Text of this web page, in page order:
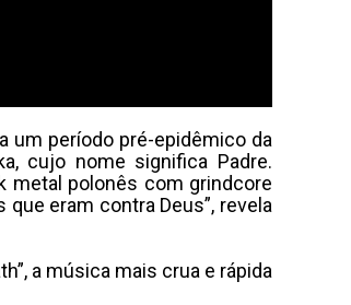
um período pré-epidêmico da
cujo nome significa Padre.
metal polonês com grindcore
eram contra Deus”, revela
a música mais crua e rápida